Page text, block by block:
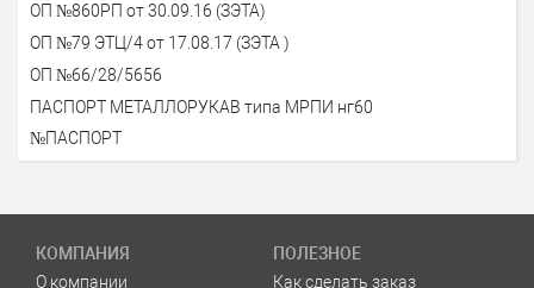
ОП №860РП от 30.09.16 (ЗЭТА)
ОП №79 ЭТЦ/4 от 17.08.17 (ЗЭТА )
ОП №66/28/5656
ПАСПОРТ МЕТАЛЛОРУКАВ типа МРПИ нг60
№ПАСПОРТ
КОМПАНИЯ
О компании
ПОЛЕЗНОЕ
Как сделать заказ